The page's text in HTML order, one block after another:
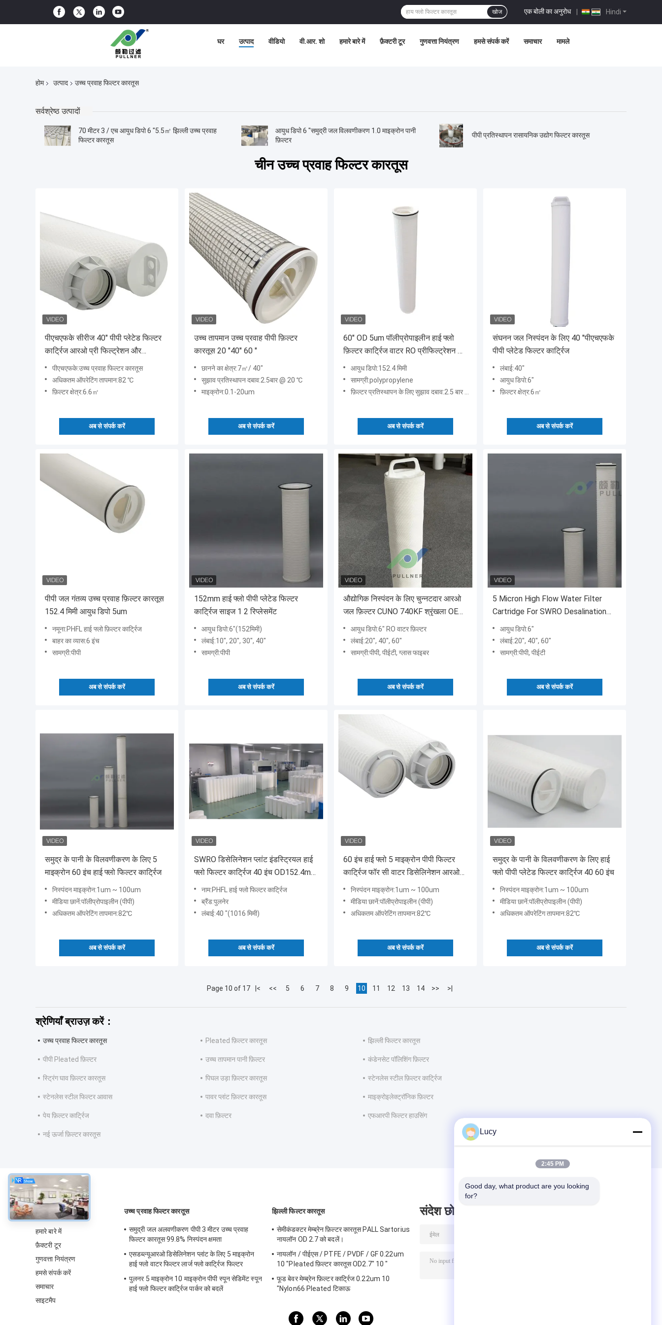
Hindi
एक बोली का अनुरोध |
खोज
घर उत्पाद वीडियो वी.आर. शो हमारे बारे में फ़ैक्टरी टूर गुणवत्ता नियंत्रण हमसे संपर्क करें समाचार मामले
होम उत्पाद उच्च प्रवाह फिल्टर कारतूस
सर्वश्रेष्ठ उत्पादों
70 मीटर 3 / एच आयुध डिपो 6 "5.5㎡ झिल्ली उच्च प्रवाह
फिल्टर कारतूस
आयुध डिपो 6 "समुद्री जल विलवणीकरण 1.0 माइक्रोन पानी
फ़िल्टर
पीपी प्रतिस्थापन रासायनिक उद्योग फिल्टर कारतूस
चीन उच्च प्रवाह फिल्टर कारतूस
पीएचएफके सीरीज 40" पीपी प्लेटेड फिल्टर
कार्ट्रिज आरओ प्री फिल्ट्रेशन और
डिसेलिनेशन के लिए
पीएचएफके:उच्च प्रवाह फिल्टर कारतूस
अधिकतम ऑपरेटिंग तापमान:82 ℃
फ़िल्टर क्षेत्र:6.6㎡
अब से संपर्क करें
उच्च तापमान उच्च प्रवाह पीपी फ़िल्टर
कारतूस 20 "40" 60 "
छानने का क्षेत्र:7㎡/ 40"
सुझाव प्रतिस्थापन दबाव:2.5बार @ 20 ℃
माइक्रोन:0.1-20um
अब से संपर्क करें
60" OD 5um पॉलीप्रोपाइलीन हाई फ्लो
फ़िल्टर कार्ट्रिज वाटर RO प्रीफिल्ट्रेशन के
आयुध डिपो:152.4 मिमी
सामग्री:polypropylene
फ़िल्टर प्रतिस्थापन के लिए सुझाव दबाव:2.5 बार @ 20 ℃
अब से संपर्क करें
संघनन जल निस्पंदन के लिए 40 "पीएचएफके
पीपी प्लेटेड फिल्टर कार्ट्रिज
लंबाई:40"
आयुध डिपो:6"
फ़िल्टर क्षेत्र:6㎡
अब से संपर्क करें
पीपी जल गंतव्य उच्च प्रवाह फ़िल्टर कारतूस
152.4 मिमी आयुध डिपो 5um
नमूना:PHFL हाई फ्लो फ़िल्टर कार्ट्रिज
बाहर का व्यास:6 इंच
सामग्री:पीपी
अब से संपर्क करें
152mm हाई फ्लो पीपी प्लेटेड फिल्टर
कार्ट्रिज साइज 1 2 रिप्लेसमेंट
आयुध डिपो:6"(152मिमी)
लंबाई:10", 20", 30", 40"
सामग्री:पीपी
अब से संपर्क करें
औद्योगिक निस्पंदन के लिए चुन्नटदार आरओ
जल फ़िल्टर CUNO 740KF श्रृंखला OEM
आयुध डिपो:6" RO वाटर फ़िल्टर
लंबाई:20", 40", 60"
सामग्री:पीपी, पीईटी, ग्लास फाइबर
अब से संपर्क करें
5 Micron High Flow Water Filter
Cartridge For SWRO Desalination
आयुध डिपो:6"
लंबाई:20", 40", 60"
सामग्री:पीपी, पीईटी
अब से संपर्क करें
समुद्र के पानी के विलवणीकरण के लिए 5
माइक्रोन 60 इंच हाई फ्लो फिल्टर कार्ट्रिज
निस्पंदन माइक्रोन:1um ~ 100um
मीडिया छानें:पॉलीप्रोपाइलीन (पीपी)
अधिकतम ऑपरेटिंग तापमान:82℃
अब से संपर्क करें
SWRO डिसेलिनेशन प्लांट इंडस्ट्रियल हाई
फ्लो फिल्टर कार्ट्रिज 40 इंच OD152.4mm
नाम:PHFL हाई फ्लो फिल्टर कार्ट्रिज
ब्रैंड:पुलनेर
लंबाई:40 "(1016 मिमी)
अब से संपर्क करें
60 इंच हाई फ्लो 5 माइक्रोन पीपी फिल्टर
कार्ट्रिज फॉर सी वाटर डिसेलिनेशन आरओ
प्लांटनिस्पंदन माइक्रोन:1um ~ 100um
मीडिया छानें:पॉलीप्रोपाइलीन (पीपी)
अधिकतम ऑपरेटिंग तापमान:82℃
अब से संपर्क करें
समुद्र के पानी के विलवणीकरण के लिए हाई
फ्लो पीपी प्लेटेड फिल्टर कार्ट्रिज 40 60 इंच
निस्पंदन माइक्रोन:1um ~ 100um
मीडिया छानें:पॉलीप्रोपाइलीन (पीपी)
अधिकतम ऑपरेटिंग तापमान:82℃
अब से संपर्क करें
Page 10 of 17 |< << 5 6 7 8 9 10 11 12 13 14 >> >|
श्रेणियाँ ब्राउज़ करें：
उच्च प्रवाह फिल्टर कारतूस Pleated फ़िल्टर कारतूस झिल्ली फिल्टर कारतूस
पीपी Pleated फ़िल्टर उच्च तापमान पानी फ़िल्टर कंडेनसेट पॉलिशिंग फ़िल्टर
स्ट्रिंग घाव फ़िल्टर कारतूस पिघल उड़ा फ़िल्टर कारतूस स्टेनलेस स्टील फ़िल्टर कार्ट्रिज
स्टेनलेस स्टील फिल्टर आवास पावर प्लांट फ़िल्टर कारतूस माइक्रोइलेक्ट्रॉनिक फ़िल्टर
पेय फ़िल्टर कार्ट्रिज दवा फ़िल्टर एफआरपी फिल्टर हाउसिंग
नई ऊर्जा फ़िल्टर कारतूस
के बारे में
हमारे बारे में
फ़ैक्टरी टूर
गुणवत्ता नियंत्रण
हमसे संपर्क करें
समाचार
साइटमैप
उच्च प्रवाह फिल्टर कारतूस
समुद्री जल अलवणीकरण पीपी 3 मीटर उच्च प्रवाह
फिल्टर कारतूस 99.8% निस्पंदन क्षमता
एसडब्ल्यूआरओ डिसेलिनेशन प्लांट के लिए 5 माइक्रोन
हाई फ्लो वाटर फिल्टर लार्ज फ्लो कार्ट्रिज फिल्टर
पुलनर 5 माइक्रोन 10 माइक्रोन पीपी स्पून सेडिमेंट स्पून
हाई फ्लो फिल्टर कार्ट्रिज पार्कर को बदलें
झिल्ली फिल्टर कारतूस
सेमीकंडक्टर मेम्ब्रेन फ़िल्टर कारतूस PALL Sartorius
नायलॉन OD 2.7 को बदलें।
नायलॉन / पीईएस / PTFE / PVDF / GF 0.22um
10 "Pleated फ़िल्टर कारतूस OD2.7" 10 "
फूड बेवर मेम्ब्रेन फ़िल्टर कार्ट्रिज 0.22um 10
"Nylon66 Pleated टिकाऊ
संदेश छोड़ दो
Lucy
2:45 PM
Good day, what product are you looking
for?